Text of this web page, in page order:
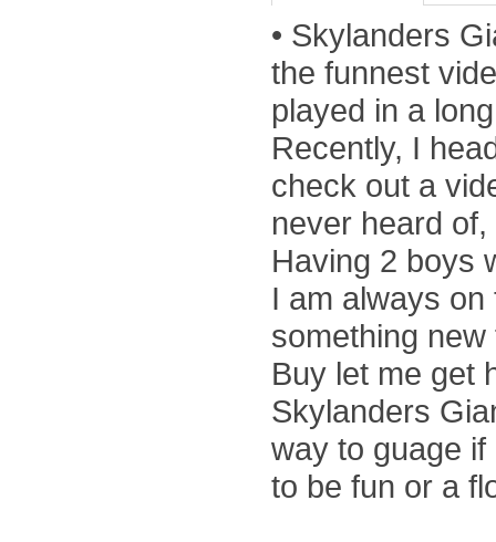
• Skylanders
the funnest
played in a
Recently, I
check out a
never heard
Having 2 boys
I am always
something
Buy let me get
Skylanders
way to guage
to be fun or a